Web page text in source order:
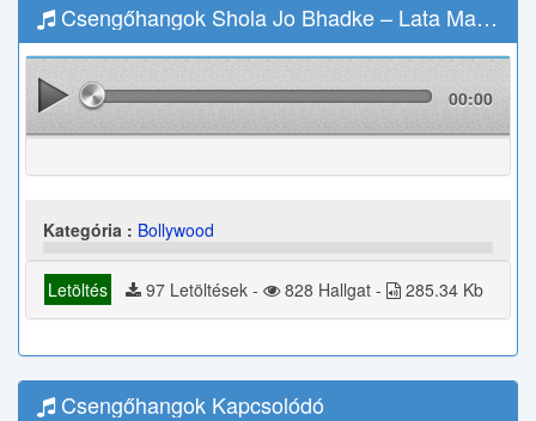
Csengőhangok Shola Jo Bhadke – Lata Mangeshkar Letöltés
00:00
Kategória : Bollywood
Letöltés 97 Letöltések - 828 Hallgat - 285.34 Kb
Csengőhangok Kapcsolódó